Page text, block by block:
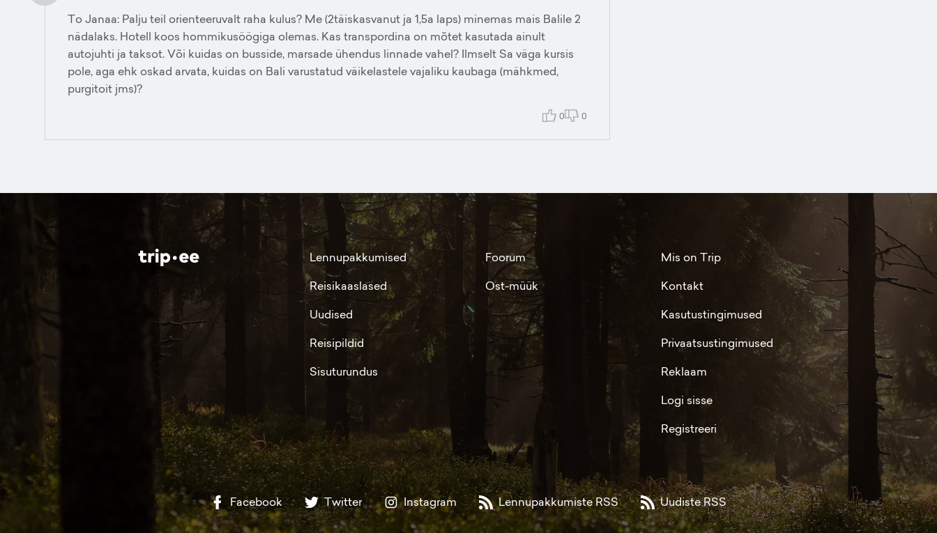
To Janaa: Palju teil orienteeruvalt raha kulus? Me (2täiskasvanut ja 1,5a laps) minemas mais Balile 2
nädalaks. Hotell koos hommikusöögiga olemas. Kas transpordina on mõtet kasutada ainult
autojuhti ja taksot. Või kuidas on busside, marsade ühendus linnade vahel? Ilmselt Sa väga kursis
pole, aga ehk oskad arvata, kuidas on Bali varustatud väikelastele vajaliku kaubaga (mähkmed,
purgitoit jms)?
0 0
Lennupakkumised
Reisikaaslased
Uudised
Reisipildid
Sisuturundus
Foorum
Ost-müük
Mis on Trip
Kontakt
Kasutustingimused
Privaatsustingimused
Reklaam
Logi sisse
Registreeri
Facebook Twitter Instagram Lennupakkumiste RSS Uudiste RSS